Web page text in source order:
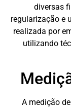
diversas
regularização e
realizada por
utilizando
A medição